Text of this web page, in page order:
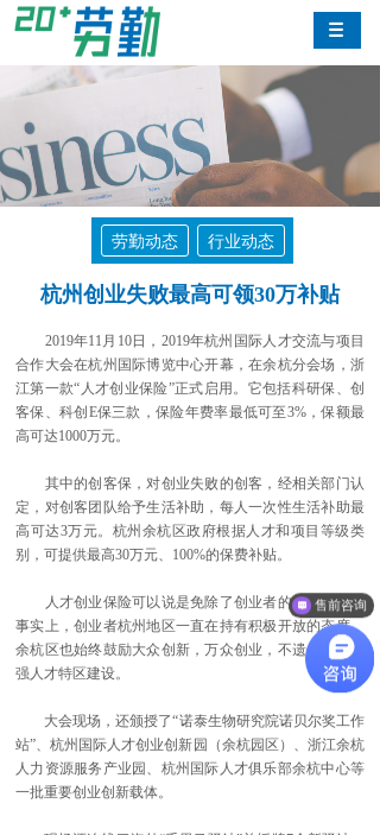
劳勤动态 行业动态
杭州创业失败最高可领30万补贴
2019年11月10日，2019年杭州国际人才交流与项目
合作大会在杭州国际博览中心开幕，在余杭分会场，浙
江第一款“人才创业保险”正式启用。它包括科研保、创
客保、科创E保三款，保险年费率最低可至3%，保额最
高可达1000万元。
其中的创客保，对创业失败的创客，经相关部门认
定，对创客团队给予生活补助，每人一次性生活补助最
高可达3万元。杭州余杭区政府根据人才和项目等级类
别，可提供最高30万元、100%的保费补贴。
人才创业保险可以说是免除了创业者的后顾之忧，
事实上，创业者杭州地区一直在持有积极开放的态度。
余杭区也始终鼓励大众创新，万众创业，不遗余力地加
强人才特区建设。
大会现场，还颁授了“诺泰生物研究院诺贝尔奖工作
站”、杭州国际人才创业创新园（余杭园区）、浙江余杭
人力资源服务产业园、杭州国际人才俱乐部余杭中心等
一批重要创业创新载体。
售前咨询